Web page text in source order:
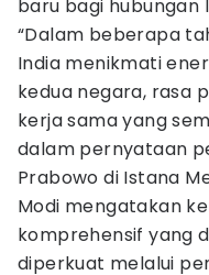
baru bagi hubungan
“Dalam beberapa
India menikmati
kedua negara, rasa
kerja sama yang
dalam pernyataan
Prabowo di Istana
Modi mengatakan
komprehensif yang
diperkuat melalui